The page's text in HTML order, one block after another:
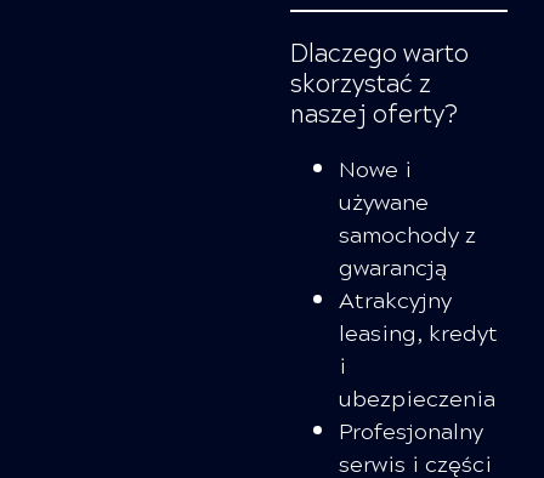
Dlaczego warto
skorzystać z
naszej oferty?
Nowe i
używane
samochody z
gwarancją
Atrakcyjny
leasing, kredyt
i
ubezpieczenia
Profesjonalny
serwis i części